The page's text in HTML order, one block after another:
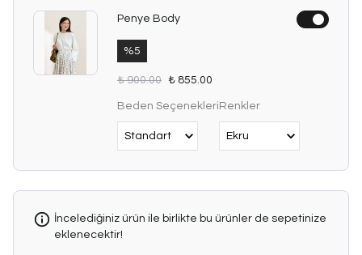
Penye Body
%5
₺ 900.00 ₺ 855.00
Beden SeçenekleriRenkler
İncelediğiniz ürün ile birlikte bu ürünler de sepetinize
eklenecektir!